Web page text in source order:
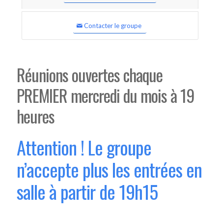
Contacter le groupe
Réunions ouvertes chaque
PREMIER mercredi du mois à 19
heures
Attention ! Le groupe
n’accepte plus les entrées en
salle à partir de 19h15